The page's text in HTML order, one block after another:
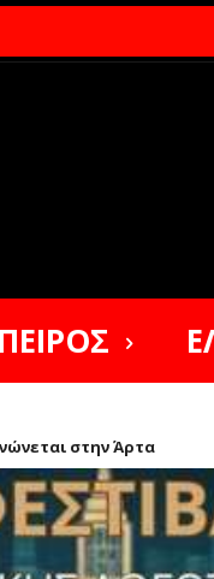
στην Άρτα